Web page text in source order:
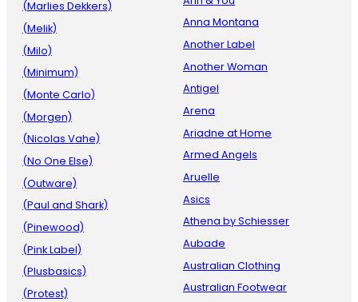
(Marlies Dekkers)
(Melik)
(Milo)
(Minimum)
(Monte Carlo)
(Morgen)
(Nicolas Vahe)
(No One Else)
(Outware)
(Paul and Shark)
(Pinewood)
(Pink Label)
(Plusbasics)
(Protest)
Anna Montana
Another Label
Another Woman
Antigel
Arena
Ariadne at Home
Armed Angels
Aruelle
Asics
Athena by Schiesser
Aubade
Australian Clothing
Australian Footwear